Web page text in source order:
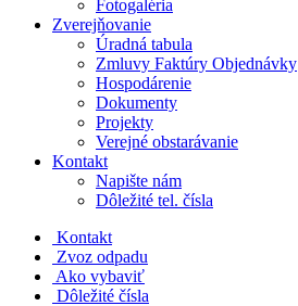
Fotogaléria
Zverejňovanie
Úradná tabula
Zmluvy Faktúry Objednávky
Hospodárenie
Dokumenty
Projekty
Verejné obstarávanie
Kontakt
Napište nám
Dôležité tel. čísla
Kontakt
Zvoz odpadu
Ako vybaviť
Dôležité čísla